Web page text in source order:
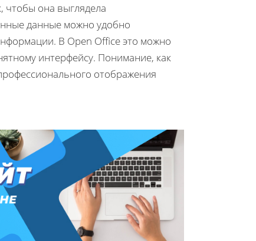
чтобы она выглядела
данные можно удобно
В Open Office это можно
интерфейсу. Понимание, как
отображения